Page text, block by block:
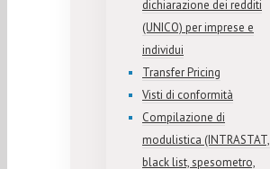
dichiarazione dei redditi
(UNICO) per imprese e
individui
Transfer Pricing
Visti di conformità
Compilazione di
modulistica (INTRASTAT,
black list, spesometro,